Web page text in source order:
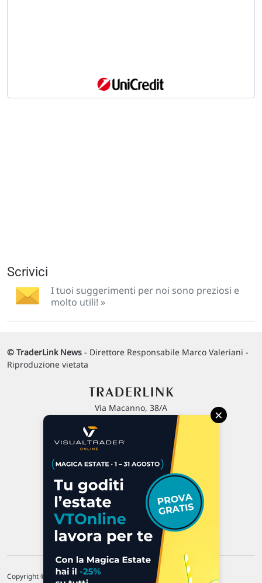
Scrivici
I tuoi suggerimenti per noi sono preziosi e
molto utili! »
© TraderLink News - Direttore Responsabile Marco Valeriani -
Riproduzione vietata
Via Macanno, 38/A
P.IVA 02 452 460 401
Chi siamo
Commenti e segnalazioni
Contattaci
Copyright © 1996-2026 Traderlink Italia s.r.l.
×